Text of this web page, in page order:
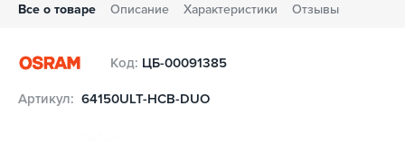
Все о товаре Описание Характеристики Отзывы
Код: ЦБ-00091385
Артикул: 64150ULT-HCB-DUO